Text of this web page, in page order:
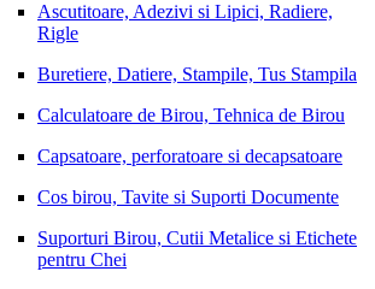
Ascutitoare, Adezivi si Lipici, Radiere,
Rigle
Buretiere, Datiere, Stampile, Tus Stampila
Calculatoare de Birou, Tehnica de Birou
Capsatoare, perforatoare si decapsatoare
Cos birou, Tavite si Suporti Documente
Suporturi Birou, Cutii Metalice si Etichete
pentru Chei